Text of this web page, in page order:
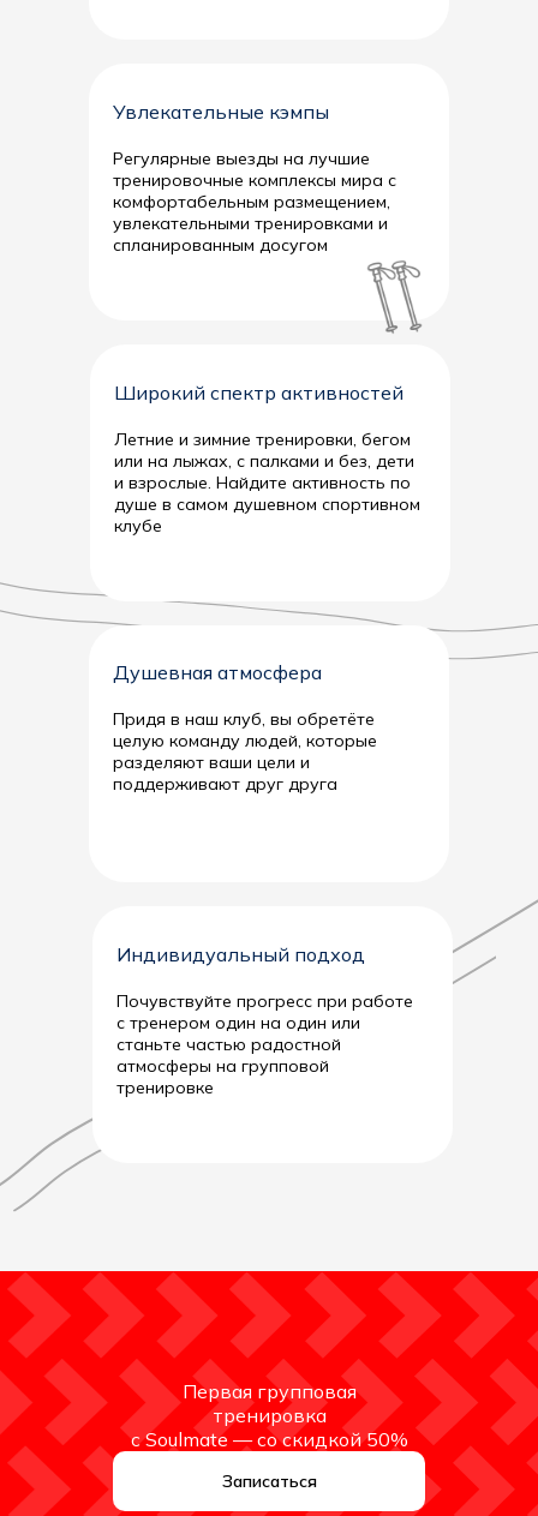
Душевная атмосфера
Придя в наш клуб, вы обретёте
целую команду людей, которые
разделяют ваши цели и
поддерживают друг друга
Индивидуальный подход
Почувствуйте прогресс при работе
с тренером один на один или
станьте частью радостной
атмосферы на групповой
тренировке
Увлекательные кэмпы
Регулярные выезды на лучшие
тренировочные комплексы мира с
комфортабельным размещением,
увлекательными тренировками и
спланированным досугом
Широкий спектр активностей
Летние и зимние тренировки, бегом
или на лыжах, с палками и без, дети
и взрослые. Найдите активность по
душе в самом душевном спортивном
клубе
Первая групповая
тренировка
с Soulmate — со скидкой 50%
Записаться